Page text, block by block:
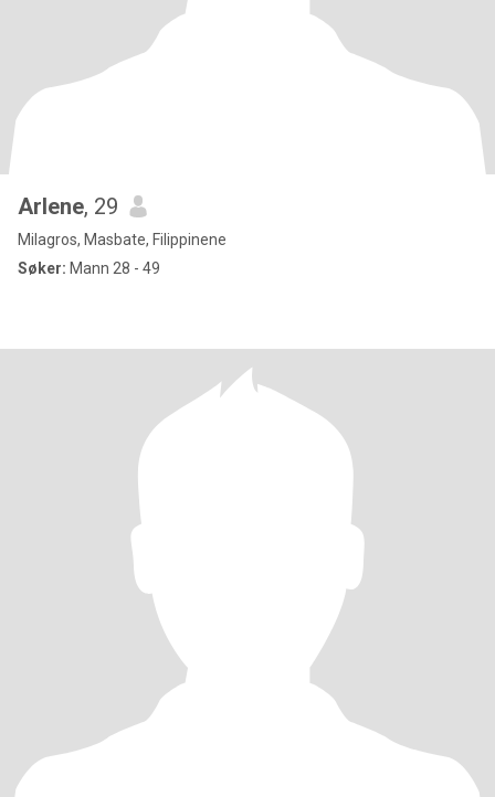
Arlene, 29
Milagros, Masbate, Filippinene
Søker: Mann 28 - 49